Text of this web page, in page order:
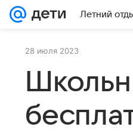
Летний
28 июля 2023